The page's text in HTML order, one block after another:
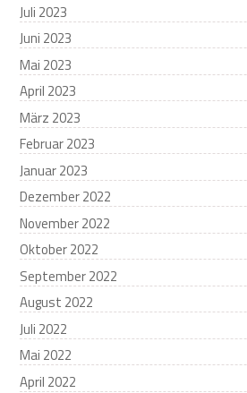
Juli 2023
Juni 2023
Mai 2023
April 2023
März 2023
Februar 2023
Januar 2023
Dezember 2022
November 2022
Oktober 2022
September 2022
August 2022
Juli 2022
Mai 2022
April 2022